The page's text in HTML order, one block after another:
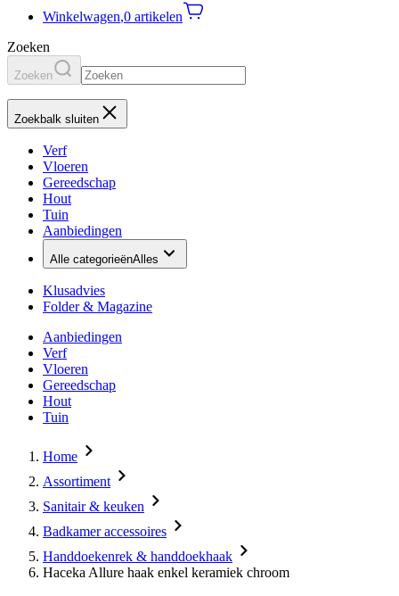
Winkelwagen,0 artikelen
Zoeken
Zoeken
Zoekbalk sluiten
Verf
Vloeren
Gereedschap
Hout
Tuin
Aanbiedingen
Alle categorieënAlles
Klusadvies
Folder & Magazine
Aanbiedingen
Verf
Vloeren
Gereedschap
Hout
Tuin
Home
Assortiment
Sanitair & keuken
Badkamer accessoires
Handdoekenrek & handdoekhaak
Haceka Allure haak enkel keramiek chroom